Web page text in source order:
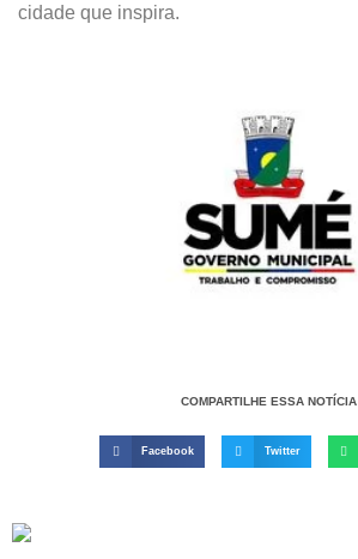
cidade que inspira.
COMPARTILHE ESSA NOTÍCIA
Facebook Twitter